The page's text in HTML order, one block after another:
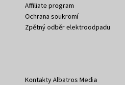
Affiliate program
Ochrana soukromí
Zpětný odběr elektroodpadu
Kontakty Albatros Media